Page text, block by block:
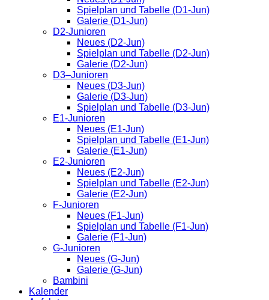
Spielplan und Tabelle (D1-Jun)
Galerie (D1-Jun)
D2-Junioren
Neues (D2-Jun)
Spielplan und Tabelle (D2-Jun)
Galerie (D2-Jun)
D3–Junioren
Neues (D3-Jun)
Galerie (D3-Jun)
Spielplan und Tabelle (D3-Jun)
E1-Junioren
Neues (E1-Jun)
Spielplan und Tabelle (E1-Jun)
Galerie (E1-Jun)
E2-Junioren
Neues (E2-Jun)
Spielplan und Tabelle (E2-Jun)
Galerie (E2-Jun)
F-Junioren
Neues (F1-Jun)
Spielplan und Tabelle (F1-Jun)
Galerie (F1-Jun)
G-Junioren
Neues (G-Jun)
Galerie (G-Jun)
Bambini
Kalender